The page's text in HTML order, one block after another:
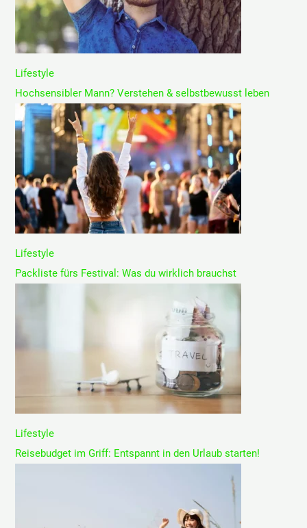
Lifestyle
Hochsensibler Mann? Verstehen & selbstbewusst leben
Lifestyle
Packliste fürs Festival: Was du wirklich brauchst
Lifestyle
Reisebudget im Griff: Entspannt in den Urlaub starten!